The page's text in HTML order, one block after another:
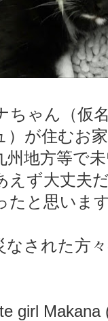
ちゃん（仮
）が住むお
州地方等で
えず大丈夫
たと思いま
なされた方
girl Makana